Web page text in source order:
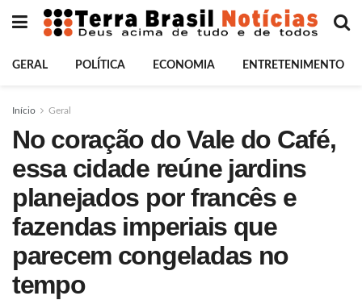
GERAL POLÍTICA ECONOMIA ENTRETENIMENTO
Início Geral
No coração do Vale do Café,
essa cidade reúne jardins
planejados por francês e
fazendas imperiais que
parecem congeladas no
tempo